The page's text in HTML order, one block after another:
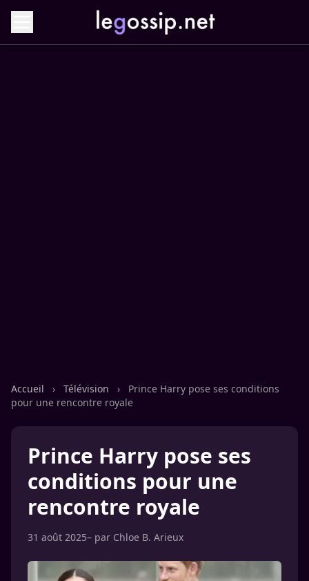
Accueil › Télévision ›
Prince Harry pose ses conditions
pour une rencontre royale
Prince Harry pose ses
conditions pour une
rencontre royale
31 août 2025– par Chloe B. Arieux